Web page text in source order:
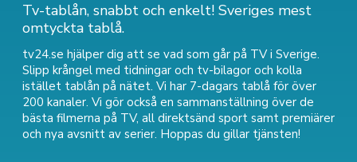
Tv-tablån, snabbt och enkelt! Sveriges mest
omtyckta tablå.
tv24.se hjälper dig att se vad som går på TV i Sverige.
Slipp krångel med tidningar och tv-bilagor och kolla
istället tablån på nätet. Vi har 7-dagars tablå för över
200 kanaler. Vi gör också en sammanställning över de
bästa filmerna på TV, all direktsänd sport samt premiärer
och nya avsnitt av serier. Hoppas du gillar tjänsten!